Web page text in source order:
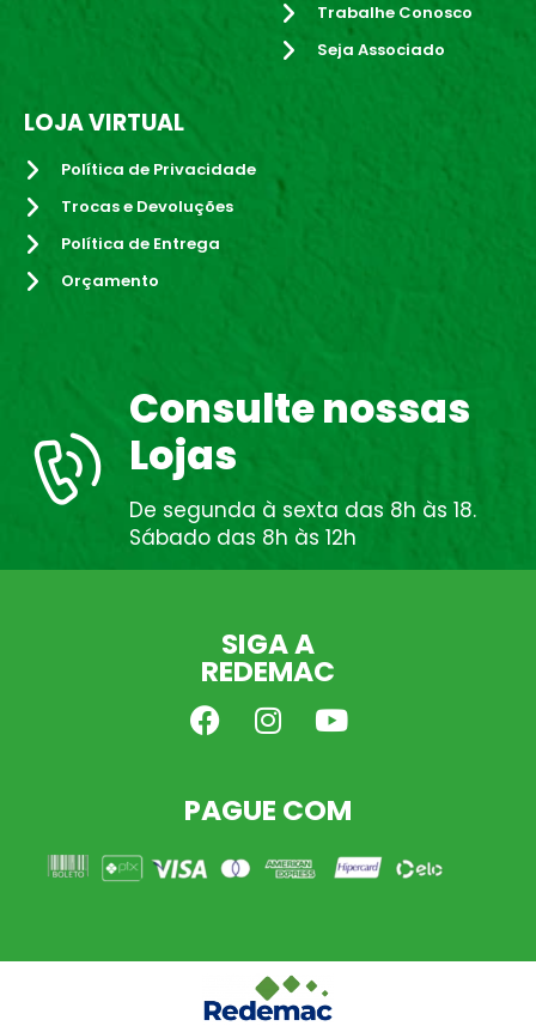
Trabalhe Conosco
Seja Associado
LOJA VIRTUAL
Política de Privacidade
Trocas e Devoluções
Política de Entrega
Orçamento
Consulte nossas
Lojas
De segunda à sexta das 8h às 18.
Sábado das 8h às 12h
SIGA A
REDEMAC
PAGUE COM